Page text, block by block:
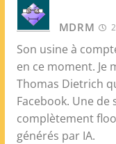
MDRM
Son usine à
en ce moment. Je
Thomas Dietrich
Facebook. Une
complètement
générés par IA.